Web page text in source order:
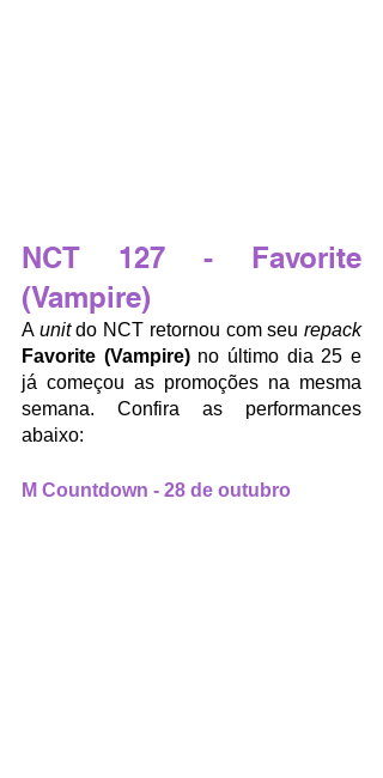
NCT 127 - Favorite
(Vampire)
A unit do NCT retornou com seu
repack
Favorite (Vampire) no último dia 25 e
já começou as promoções na mesma
semana. Confira as performances
abaixo:
M Countdown - 28 de outubro